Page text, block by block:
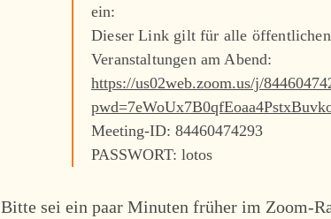
ein:
Dieser Link gilt für alle
Veranstaltungen am Abend:
https://us02web.zoom.us/j/
Meeting-ID: 84460474293
PASSWORT: lotos
Bitte sei ein paar Minuten früher im Zoom-